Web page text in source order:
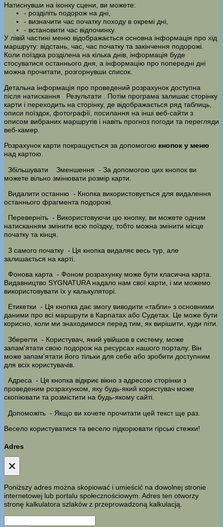
Натиснувши на іконку сцени, ви можете:
- розділіть подорож на дні,
- визначити час початку походу в окремі дні,
- встановити час відпочинку.
У лівій частині меню відображається основна інформація про хід
маршруту: відстань, час, час початку та закінчення подорожі.
Коли поїздка розділена на кілька днів, інформація буде
стосуватися останнього дня, а інформацію про попередні дні
можна прочитати, розгорнувши список.
Детальна інформація про проведений розрахунок доступна
після натискання
Результати
. Потім програма залишає сторінку
карти і переходить на сторінку, де відображається ряд таблиць,
описи поїздок, фотографії, посилання на інші веб-сайти з
описом вибраних маршрутів і навіть прогноз погоди та перегляди
веб-камер.
Розрахунок карти покращується за допомогою кнопок у меню
над картою.
Збільшувати
Зменшення - За допомогою цих кнопок ви
можете вільно змінювати розмір карти.
Видалити останню - Кнопка використовується для видалення
останнього фрагмента подорожі.
Переверніть - Використовуючи цю кнопку, ви можете одним
натисканням змінити всю поїздку, тобто можна змінити місце
початку та кінця.
З самого початку - Ця кнопка видаляє весь тур, але
залишається на карті.
Фонова карта - Фоном розрахунку може бути класична карта.
Видавництво SYGNATURA надало нам свої карти, і ми можемо
використовувати їх у калькуляторі.
Етикетки - Ця кнопка дає змогу виводити «табли» з основними
даними про всі маршрути в Карпатах або Судетах. Це може бути
корисно, коли ми знаходимося перед тим, як вирішити, куди піти.
Зберегти - Користувач, який увійшов в систему, може
запам'ятати свою подорож на ресурсах нашого порталу. Він
може запам'ятати його тільки для себе або зробити доступним
для всіх користувачів.
Адреса - Ця кнопка відкриє вікно з адресою сторінки з
проведеним розрахунком, яку будь-який користувач може
скопіювати та розмістити на будь-якому сайті.
Допоможіть - Якщо ви хочете прочитати цей текст ще раз.
Весело користуватися та весело підкорювати гірські стежки!
Adres
×
Poniższy adres można skopiować i umieścić na dowolnej stronie
internetowej lub portalu społecznościowym. Adres ten otworzy
stronę kalkulatora szlaków z przeprowadzoną kalkulacją.